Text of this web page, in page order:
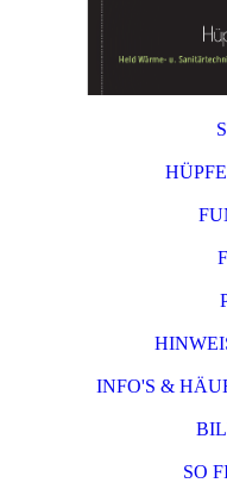
INFO'S &
SO